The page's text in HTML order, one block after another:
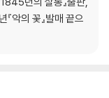
악의 꽃』발매 끝으